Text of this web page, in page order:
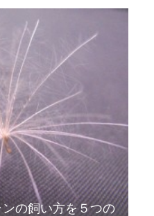
の飼い方を５つの